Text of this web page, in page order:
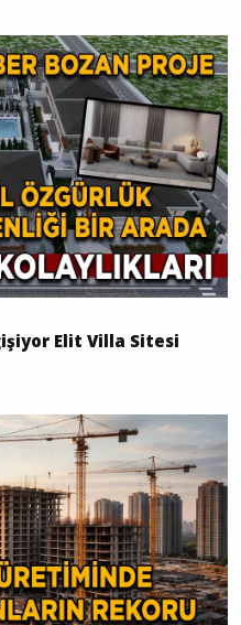
Elit Villa Sitesi